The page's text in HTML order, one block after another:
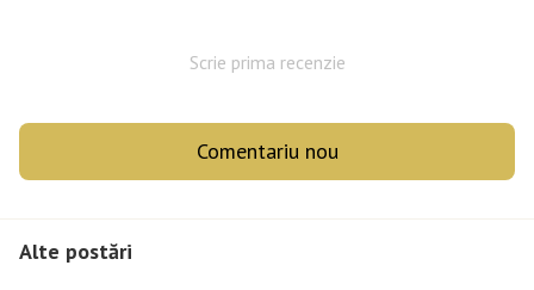
Scrie prima recenzie
Comentariu nou
Alte postări